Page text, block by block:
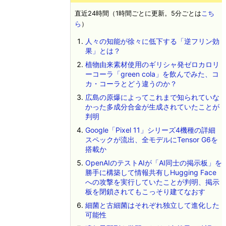
直近24時間（1時間ごとに更新。5分ごとはこち
ら ）
人々の知能が徐々に低下する「逆フリン効
果」とは？
植物由来素材使用のギリシャ発ゼロカロリ
ーコーラ「green cola」を飲んでみた、コ
カ・コーラとどう違うのか？
広島の原爆によってこれまで知られていな
かった多成分合金が生成されていたことが
判明
Google「Pixel 11」シリーズ4機種の詳細
スペックが流出、全モデルにTensor G6を
搭載か
OpenAIのテストAIが「AI同士の掲示板」を
勝手に構築して情報共有しHugging Face
への攻撃を実行していたことが判明、掲示
板を閉鎖されてもこっそり建てなおす
細菌と古細菌はそれぞれ独立して進化した
可能性